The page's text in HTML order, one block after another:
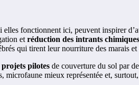
fonctionnent ici, peuvent inspirer
et réduction des intrants chimiques
qui tirent leur nourriture des marais et
projets pilotes de couverture du sol par
mieux représentée et,